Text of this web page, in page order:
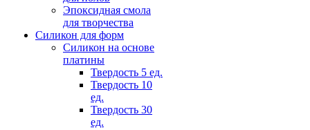
Эпоксидная смола
для творчества
Силикон для форм
Силикон на основе
платины
Твердость 5 ед.
Твердость 10
ед.
Твердость 30
ед.